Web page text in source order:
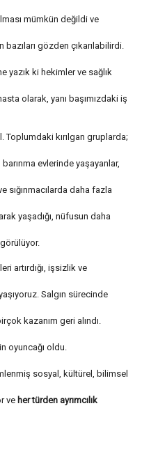
mümkün değildi ve
gözden çıkarılabilirdi.
yazık ki hekimler ve sağlık
olarak, yanı başımızdaki iş
Toplumdaki kırılgan gruplarda;
evlerinde yaşayanlar,
sığınmacılarda daha fazla
yaşadığı, nüfusun daha
artırdığı, işsizlik ve
Salgın sürecinde
kazanım geri alındı.
oyuncağı oldu.
sosyal, kültürel, bilimsel
ve her türden ayrımcılık